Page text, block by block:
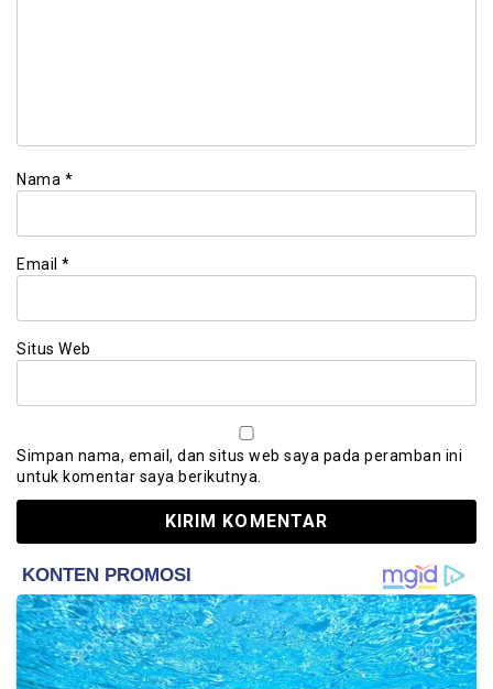
Nama *
Email *
Situs Web
Simpan nama, email, dan situs web saya pada peramban ini
untuk komentar saya berikutnya.